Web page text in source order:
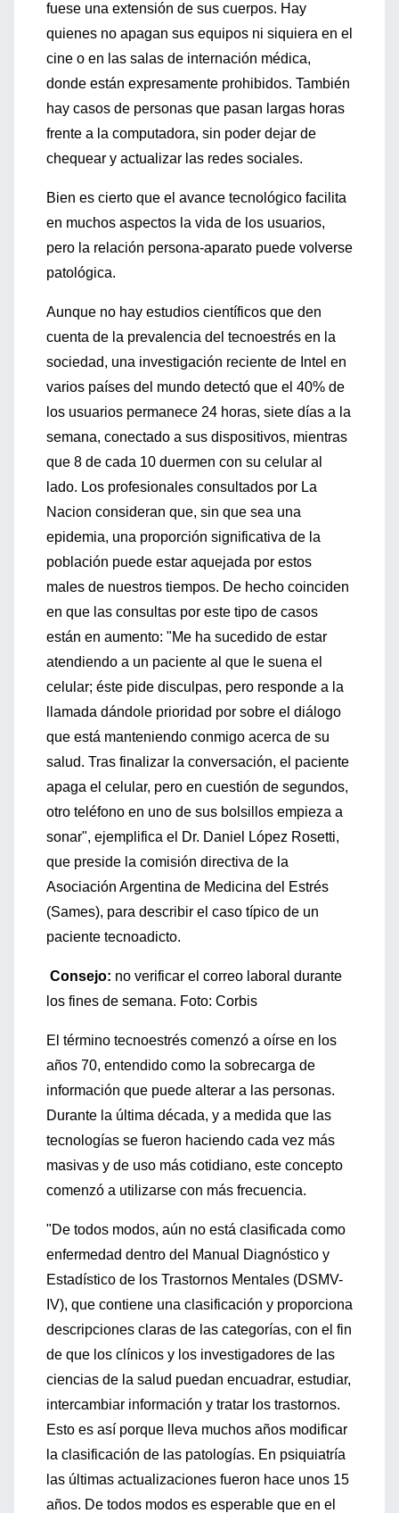
fuese una extensión de sus cuerpos. Hay
quienes no apagan sus equipos ni siquiera en el
cine o en las salas de internación médica,
donde están expresamente prohibidos. También
hay casos de personas que pasan largas horas
frente a la computadora, sin poder dejar de
chequear y actualizar las redes sociales.
Bien es cierto que el avance tecnológico facilita
en muchos aspectos la vida de los usuarios,
pero la relación persona-aparato puede volverse
patológica.
Aunque no hay estudios científicos que den
cuenta de la prevalencia del tecnoestrés en la
sociedad, una investigación reciente de Intel en
varios países del mundo detectó que el 40% de
los usuarios permanece 24 horas, siete días a la
semana, conectado a sus dispositivos, mientras
que 8 de cada 10 duermen con su celular al
lado. Los profesionales consultados por La
Nacion consideran que, sin que sea una
epidemia, una proporción significativa de la
población puede estar aquejada por estos
males de nuestros tiempos. De hecho coinciden
en que las consultas por este tipo de casos
están en aumento: "Me ha sucedido de estar
atendiendo a un paciente al que le suena el
celular; éste pide disculpas, pero responde a la
llamada dándole prioridad por sobre el diálogo
que está manteniendo conmigo acerca de su
salud. Tras finalizar la conversación, el paciente
apaga el celular, pero en cuestión de segundos,
otro teléfono en uno de sus bolsillos empieza a
sonar", ejemplifica el Dr. Daniel López Rosetti,
que preside la comisión directiva de la
Asociación Argentina de Medicina del Estrés
(Sames), para describir el caso típico de un
paciente tecnoadicto.
Consejo: no verificar el correo laboral durante
los fines de semana. Foto: Corbis
El término tecnoestrés comenzó a oírse en los
años 70, entendido como la sobrecarga de
información que puede alterar a las personas.
Durante la última década, y a medida que las
tecnologías se fueron haciendo cada vez más
masivas y de uso más cotidiano, este concepto
comenzó a utilizarse con más frecuencia.
"De todos modos, aún no está clasificada como
enfermedad dentro del Manual Diagnóstico y
Estadístico de los Trastornos Mentales (DSMV-
IV), que contiene una clasificación y proporciona
descripciones claras de las categorías, con el fin
de que los clínicos y los investigadores de las
ciencias de la salud puedan encuadrar, estudiar,
intercambiar información y tratar los trastornos.
Esto es así porque lleva muchos años modificar
la clasificación de las patologías. En psiquiatría
las últimas actualizaciones fueron hace unos 15
años. De todos modos es esperable que en el